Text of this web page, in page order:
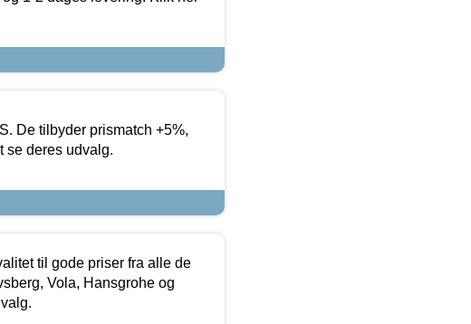
De tilbyder prismatch +5%,
se deres udvalg.
til gode priser fra alle de
Vola, Hansgrohe og